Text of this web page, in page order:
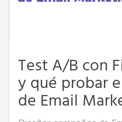
Test A/B con
y qué probar
de Email